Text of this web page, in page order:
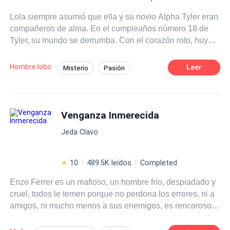
esperanza en la vida, ella se lanzó desde lo alto de un
edificio.—La familia Suárez te debe una vida, y yo la he
pagado.El señor López, que siempre había sido
enrojecidos, como si estuviera loco, suplicándole una y
otra vez que regresara...
Lola siempre asumió que ella y su novio Alpha Tyler eran
compañeros de alma. En el cumpleaños número 18 de
Tyler, su mundo se derrumba. Con el corazón roto, huye
a Lola a regresar a casa donde encuentra al infame
Alpha Asher a cargo. Esta vez, Lola puede tener una
Hombre lobo Misterio Pasión
Alfa
Leer
Venganza Inmerecida
Jeda Clavo
10 489.5K leídos Completed
Enzo Ferrer es un mafioso, un hombre frío, despiadado y
cruel, todos le temen porque no perdona los errores, ni a
amigos, ni mucho menos a sus enemigos, es rencoroso y